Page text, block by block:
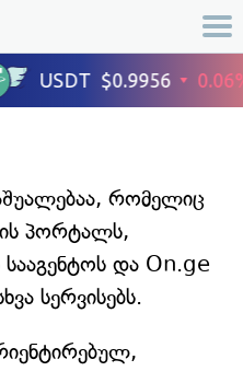
რომელიც
პორტალს,
სააგენტოს და On.ge
სერვისებს.